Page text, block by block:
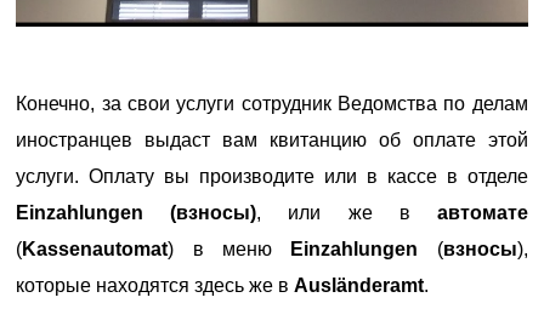
Конечно, за свои услуги сотрудник Ведомства по делам
иностранцев выдаст вам квитанцию об оплате этой
услуги. Оплату вы производите или в кассе в отделе
Einzahlungen (взносы), или же в автомате
(Kassenautomat) в меню Einzahlungen (взносы),
которые находятся здесь же вAusländeramt.